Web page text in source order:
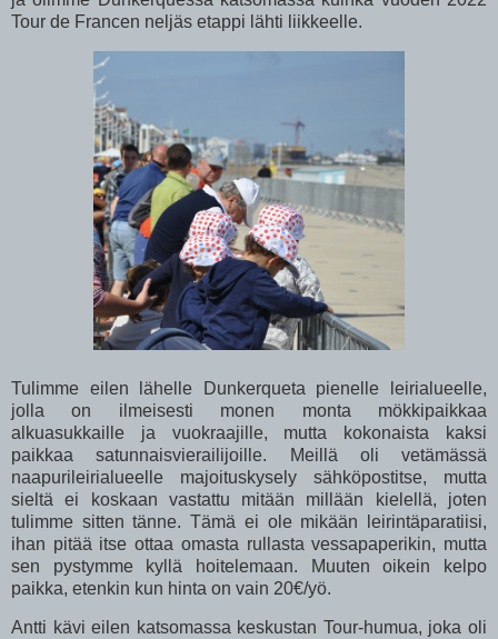
Tour de Francen neljäs etappi lähti liikkeelle.
Tulimme eilen lähelle Dunkerqueta pienelle leirialueelle,
jolla on ilmeisesti monen monta mökkipaikkaa
alkuasukkaille ja vuokraajille, mutta kokonaista kaksi
paikkaa satunnaisvierailijoille. Meillä oli vetämässä
naapurileirialueelle majoituskysely sähköpostitse, mutta
sieltä ei koskaan vastattu mitään millään kielellä, joten
tulimme sitten tänne. Tämä ei ole mikään leirintäparatiisi,
ihan pitää itse ottaa omasta rullasta vessapaperikin, mutta
sen pystymme kyllä hoitelemaan. Muuten oikein kelpo
paikka, etenkin kun hinta on vain 20€/yö.
Antti kävi eilen katsomassa keskustan Tour-humua, joka oli